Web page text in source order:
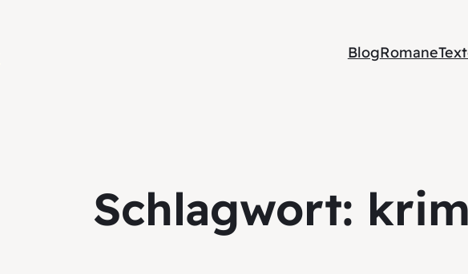
BlogRomane
Schlagwort: